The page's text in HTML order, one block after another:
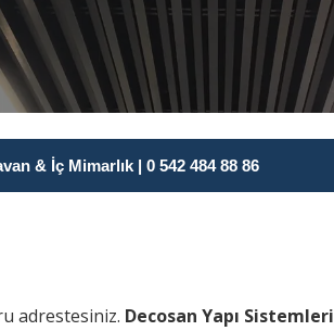
& İç Mimarlık | 0 542 484 88 86
adrestesiniz. Decosan Yapı Sistemleri